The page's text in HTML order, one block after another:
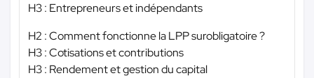
H3 : Entrepreneurs et indépendants
H2 : Comment fonctionne la LPP surobligatoire ?
H3 : Cotisations et contributions
H3 : Rendement et gestion du capital